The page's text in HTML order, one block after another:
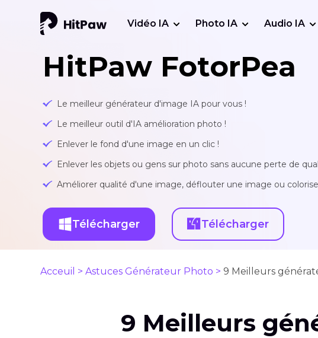
Vidéo IA Photo IA Audio IA
HitPaw FotorPea
Le meilleur générateur d'image IA pour vous !
Le meilleur outil d'IA amélioration photo !
Enlever le fond d'une image en un clic !
Enlever les objets ou gens sur photo sans aucune perte de
Améliorer qualité d'une image, déflouter une image ou
Télécharger Télécharger
Acceuil > Astuces Générateur Photo > 9 Meilleurs
9 Meilleurs